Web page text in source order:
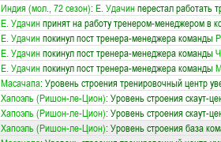
Индия (мол., 72 сезон): Е. Удачинперестал работать
Е. Удачинпринят на работу тренером-менеджером в
Е. Удачинпокинул пост тренера-менеджера команды
Е. Удачинпокинул пост тренера-менеджера команды
Е. Удачинпокинул пост тренера-менеджера команды
Масачапа: Уровень строения тренировочный центр
Хапоэль (Ришон-ле-Цион): Уровень строения скаут-
Хапоэль (Ришон-ле-Цион): Уровень строения скаут-
Хапоэль (Ришон-ле-Цион): Уровень строения база